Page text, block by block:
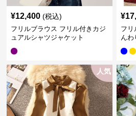
¥12,400 (税込)
フリルブラウス フリル付きカジ
ュアルシャツジャケット
¥
フリ
んわ
人気